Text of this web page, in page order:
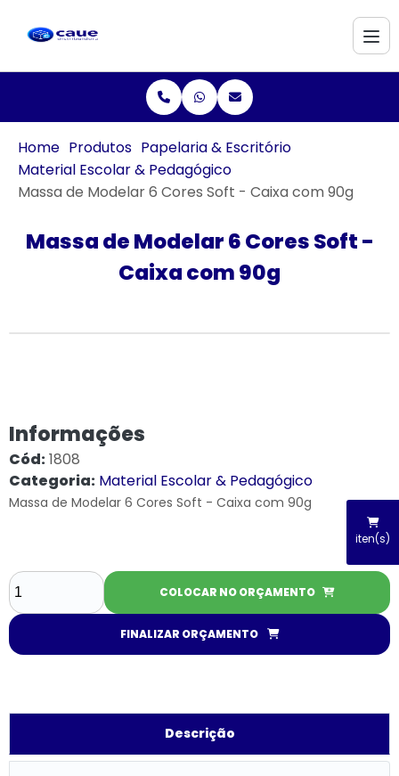
iten(s)
Home Produtos Papelaria & Escritório
Material Escolar & Pedagógico
Massa de Modelar 6 Cores Soft - Caixa com 90g
Massa de Modelar 6 Cores Soft -
Caixa com 90g
Informações
Cód:1808
Categoria: Material Escolar & Pedagógico
Massa de Modelar 6 Cores Soft - Caixa com 90g
COLOCAR NO ORÇAMENTO
FINALIZAR ORÇAMENTO
Descrição